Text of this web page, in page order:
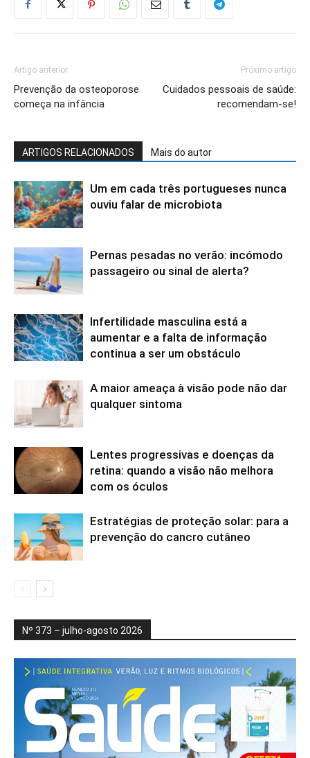
Artigo anterior
Prevenção da osteoporose
começa na infância
Próximo artigo
Cuidados pessoais de saúde:
recomendam-se!
ARTIGOS RELACIONADOS Mais do autor
Um em cada três portugueses nunca
ouviu falar de microbiota
Pernas pesadas no verão: incómodo
passageiro ou sinal de alerta?
Infertilidade masculina está a
aumentar e a falta de informação
continua a ser um obstáculo
A maior ameaça à visão pode não dar
qualquer sintoma
Lentes progressivas e doenças da
retina: quando a visão não melhora
com os óculos
Estratégias de proteção solar: para a
prevenção do cancro cutâneo
Nº 373 – julho-agosto 2026